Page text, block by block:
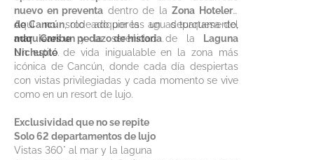
nuevo en preventa dentro de la Zona Hotelera
de Cancún, rodeado por las aguas turquesa del
mar Caribey la serenidad de la
Laguna
Nichupté.
Aquí no solo adquieres un departamento,
adquieres un pedazo de historia.
Un estilo de vida inigualable en la zona más
icónica de Cancún, donde cada día despiertas
con vistas privilegiadas y cada momento se vive
como en un resort de lujo.
Exclusividad que no se repite
Solo 62 departamentos de lujo
Vistas 360° al mar y la laguna